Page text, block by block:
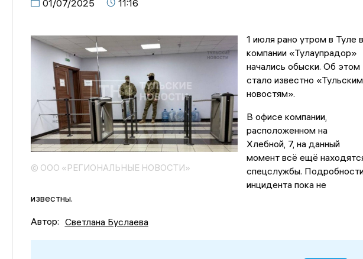
01/07/2025 11:16
© ООО «РЕГИОНАЛЬНЫЕ НОВОСТИ»
1 июля рано утром в Туле в
компании «Тулаупрадор»
начались обыски. Об этом
стало известно «Тульским
новостям».
В офисе компании,
расположенном на
Хлебной, 7, на данный
момент всё ещё
спецслужбы.
инцидента пока не
известны.
Автор: Светлана Буслаева